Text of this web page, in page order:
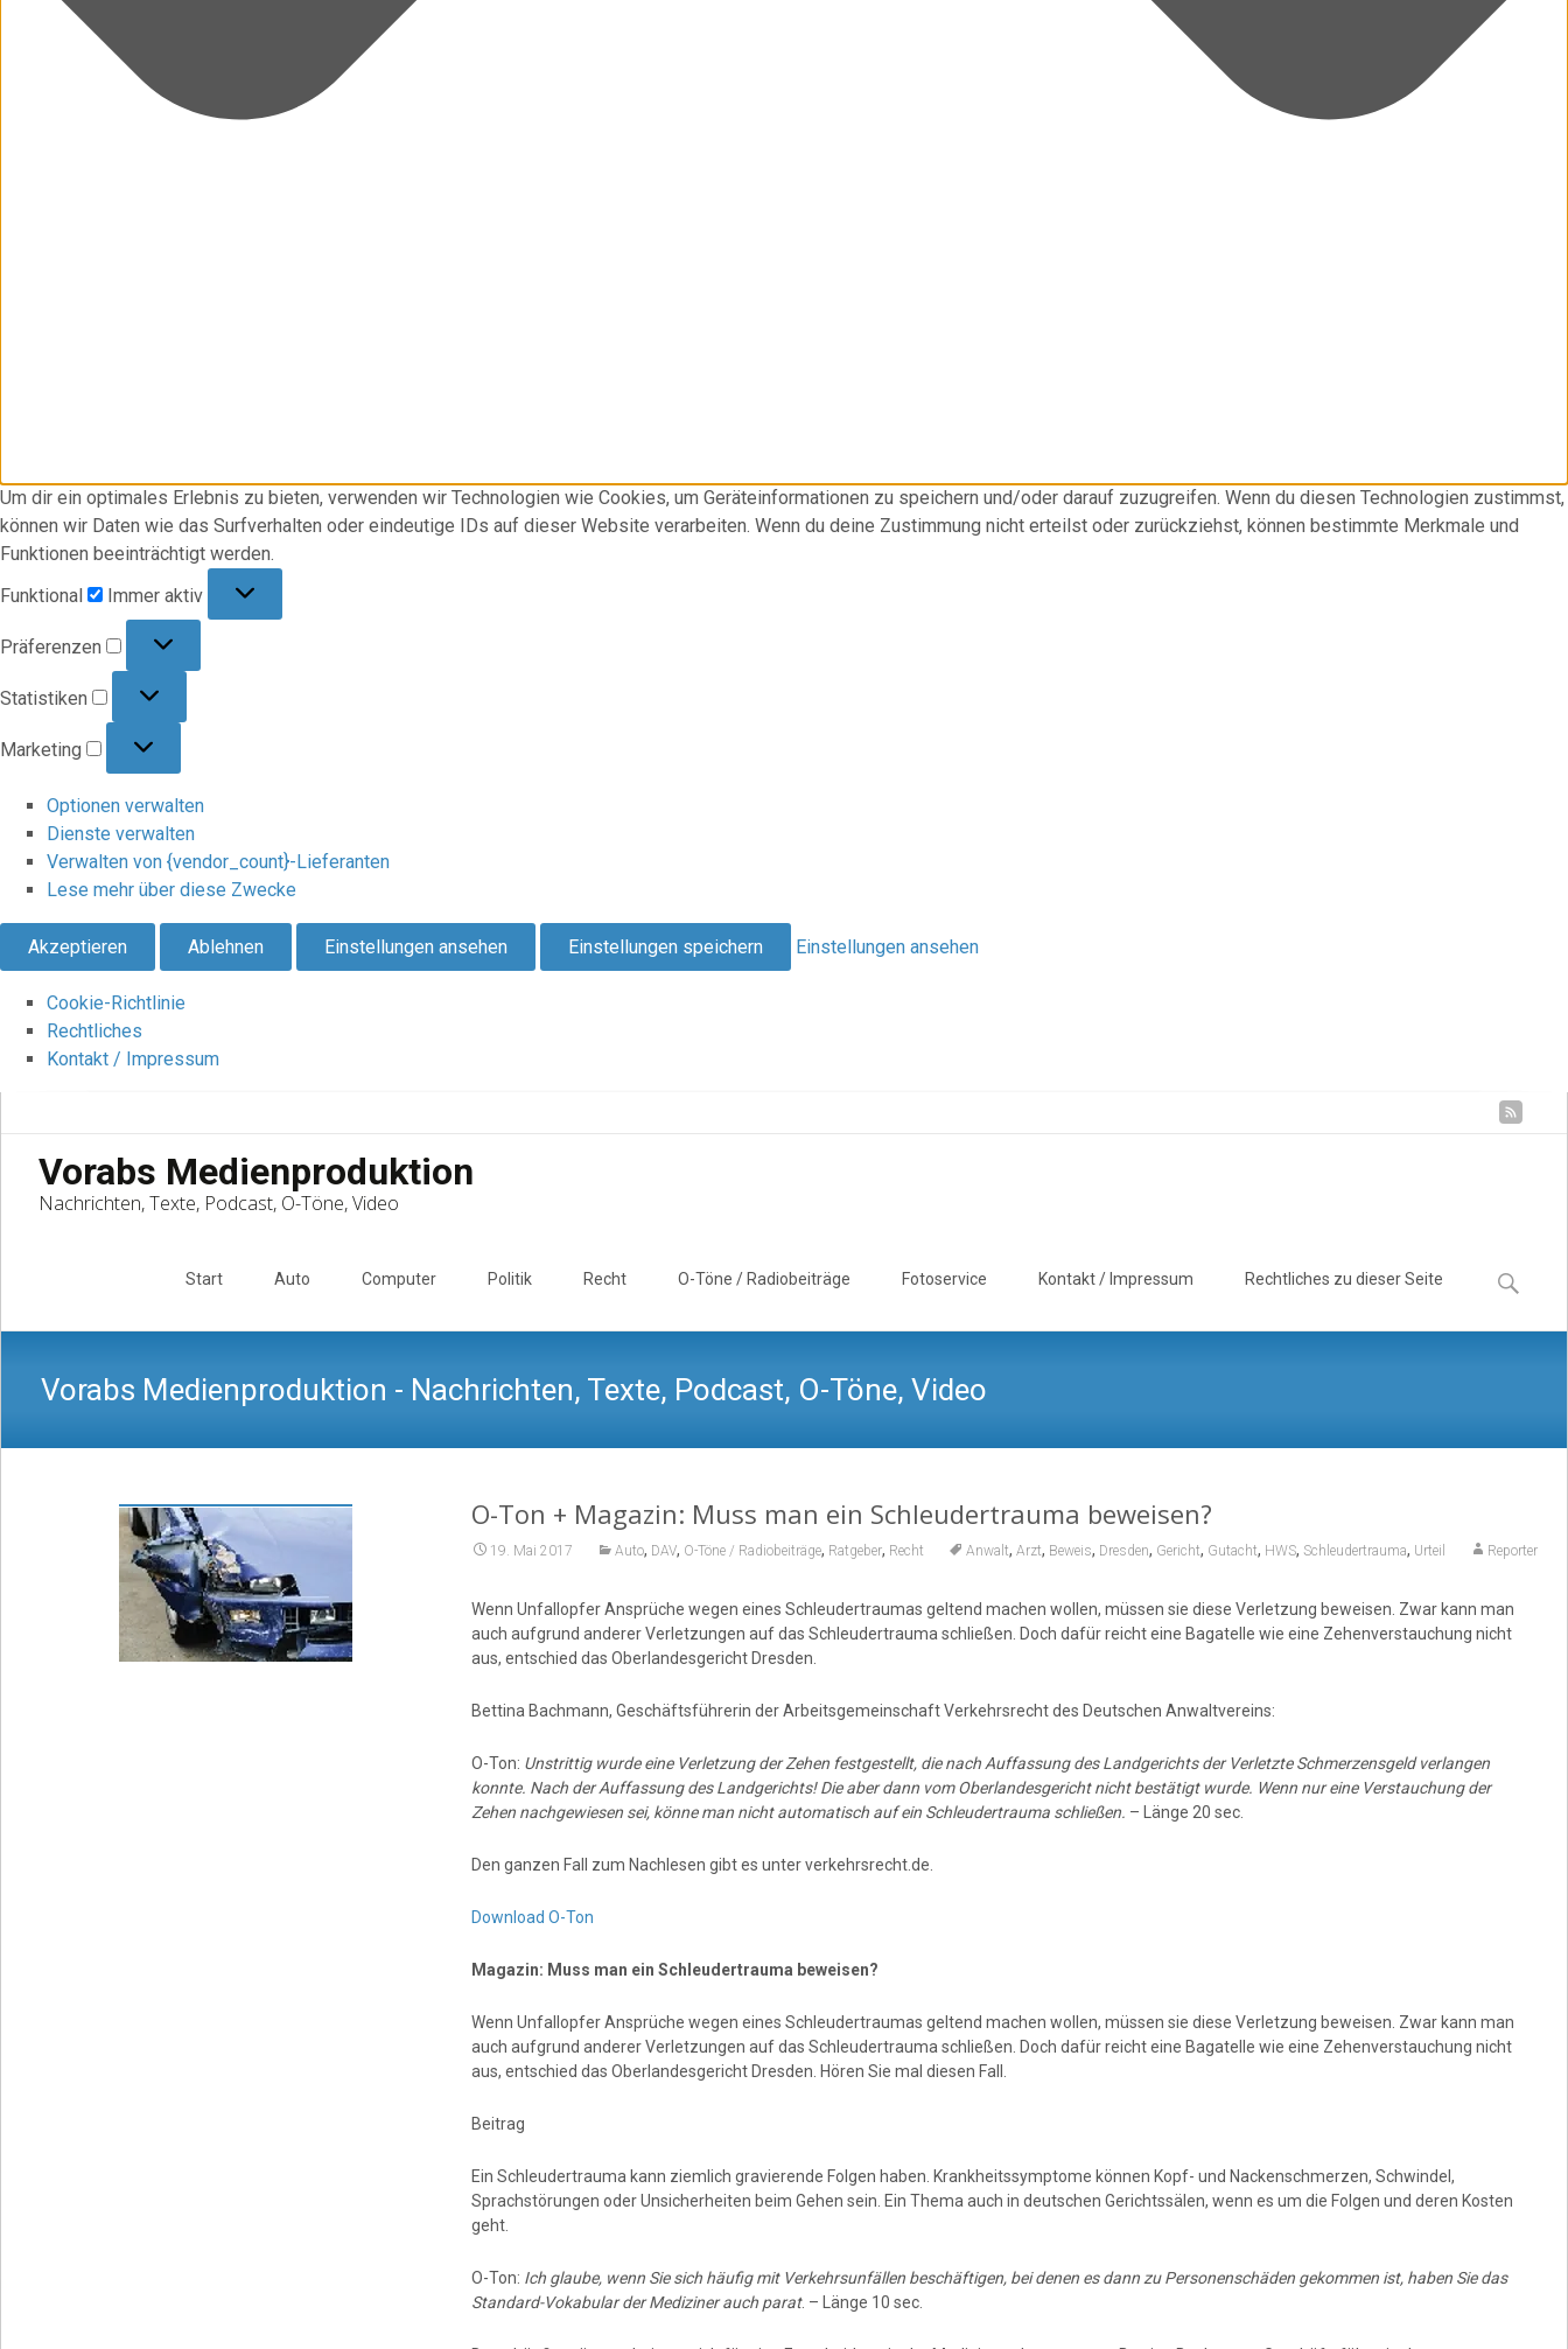
Um dir ein optimales Erlebnis zu bieten, verwenden wir Technologien wie Cookies, um Geräteinformationen zu speichern und/oder darauf zuzugreifen. Wenn du diesen Technologien zustimmst,
können wir Daten wie das Surfverhalten oder eindeutige IDs auf dieser Website verarbeiten. Wenn du deine Zustimmung nicht erteilst oder zurückziehst, können bestimmte Merkmale und
Funktionen beeinträchtigt werden.
Funktional
Immer aktiv
Präferenzen
Statistiken
Marketing
Optionen verwalten
Dienste verwalten
Verwalten von {vendor_count}-Lieferanten
Lese mehr über diese Zwecke
Akzeptieren Ablehnen Einstellungen ansehen Einstellungen speichern Einstellungen ansehen
Cookie-Richtlinie
Rechtliches
Kontakt / Impressum
Vorabs Medienproduktion
Nachrichten, Texte, Podcast, O-Töne, Video
Start Auto Computer Politik Recht O-Töne / Radiobeiträge Fotoservice Kontakt / Impressum Rechtliches zu dieser Seite
Suchen
nach:
Vorabs Medienproduktion - Nachrichten, Texte, Podcast, O-Töne, Video
O-Ton + Magazin: Muss man ein Schleudertrauma beweisen?
19. Mai 2017 Auto, DAV, O-Töne / Radiobeiträge, Ratgeber, Recht Anwalt, Arzt, Beweis, Dresden, Gericht, Gutacht, HWS, Schleudertrauma, Urteil Reporter
Wenn Unfallopfer Ansprüche wegen eines Schleudertraumas geltend machen wollen, müssen sie diese Verletzung beweisen. Zwar kann man
auch aufgrund anderer Verletzungen auf das Schleudertrauma schließen. Doch dafür reicht eine Bagatelle wie eine Zehenverstauchung nicht
aus, entschied das Oberlandesgericht Dresden.
Bettina Bachmann, Geschäftsführerin der Arbeitsgemeinschaft Verkehrsrecht des Deutschen Anwaltvereins:
O-Ton: Unstrittig wurde eine Verletzung der Zehen festgestellt, die nach Auffassung des Landgerichts der Verletzte Schmerzensgeld verlangen
konnte. Nach der Auffassung des Landgerichts! Die aber dann vom Oberlandesgericht nicht bestätigt wurde. Wenn nur eine Verstauchung der
Zehen nachgewiesen sei, könne man nicht automatisch auf ein Schleudertrauma schließen. – Länge 20 sec.
Den ganzen Fall zum Nachlesen gibt es unter verkehrsrecht.de.
Download O-Ton
Magazin: Muss man ein Schleudertrauma beweisen?
Wenn Unfallopfer Ansprüche wegen eines Schleudertraumas geltend machen wollen, müssen sie diese Verletzung beweisen. Zwar kann man
auch aufgrund anderer Verletzungen auf das Schleudertrauma schließen. Doch dafür reicht eine Bagatelle wie eine Zehenverstauchung nicht
aus, entschied das Oberlandesgericht Dresden. Hören Sie mal diesen Fall.
Beitrag
Ein Schleudertrauma kann ziemlich gravierende Folgen haben. Krankheitssymptome können Kopf- und Nackenschmerzen, Schwindel,
Sprachstörungen oder Unsicherheiten beim Gehen sein. Ein Thema auch in deutschen Gerichtssälen, wenn es um die Folgen und deren Kosten
geht.
O-Ton: Ich glaube, wenn Sie sich häufig mit Verkehrsunfällen beschäftigen, bei denen es dann zu Personenschäden gekommen ist, haben Sie das
Standard-Vokabular der Mediziner auch parat. – Länge 10 sec.